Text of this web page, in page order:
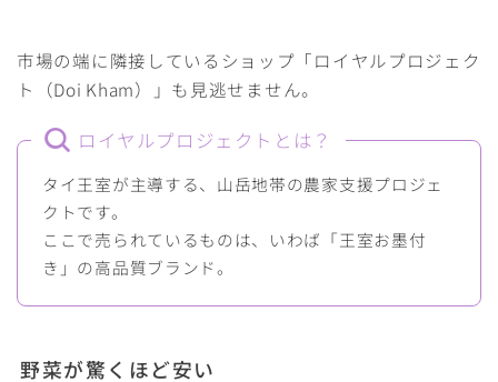
市場の端に隣接しているショップ「ロイヤルプロジェク
ト（Doi Kham）」も見逃せません。
ロイヤルプロジェクトとは？
タイ王室が主導する、山岳地帯の農家支援プロジェ
クトです。
ここで売られているものは、いわば「王室お墨付
き」の高品質ブランド。
野菜が驚くほど安い